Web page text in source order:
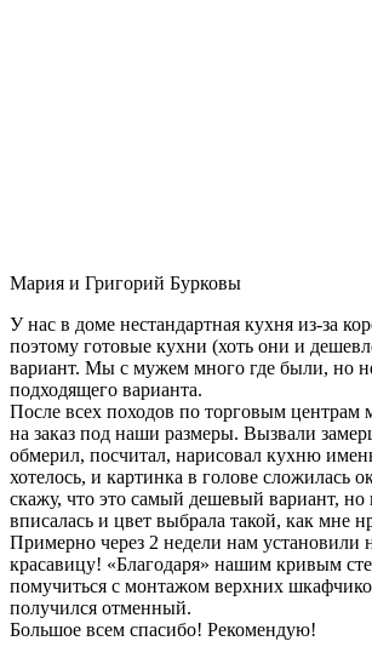
Мария и Григорий Бурковы
У нас в доме нестандартная кухня из-за
поэтому готовые кухни (хоть они и
вариант. Мы с мужем много где были, но
подходящего варианта.
После всех походов по торговым центрам
на заказ под наши размеры. Вызвали
обмерил, посчитал, нарисовал кухню
хотелось, и картинка в голове сложилась
скажу, что это самый дешевый вариант, но
вписалась и цвет выбрала такой, как мне
Примерно через 2 недели нам
красавицу! «Благодаря» нашим кривым
помучиться с монтажом верхних
получился отменный.
Большое всем спасибо! Рекомендую!